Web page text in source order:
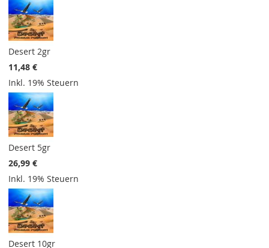
Desert 2gr
11,48 €
Inkl. 19% Steuern
Desert 5gr
26,99 €
Inkl. 19% Steuern
Desert 10gr